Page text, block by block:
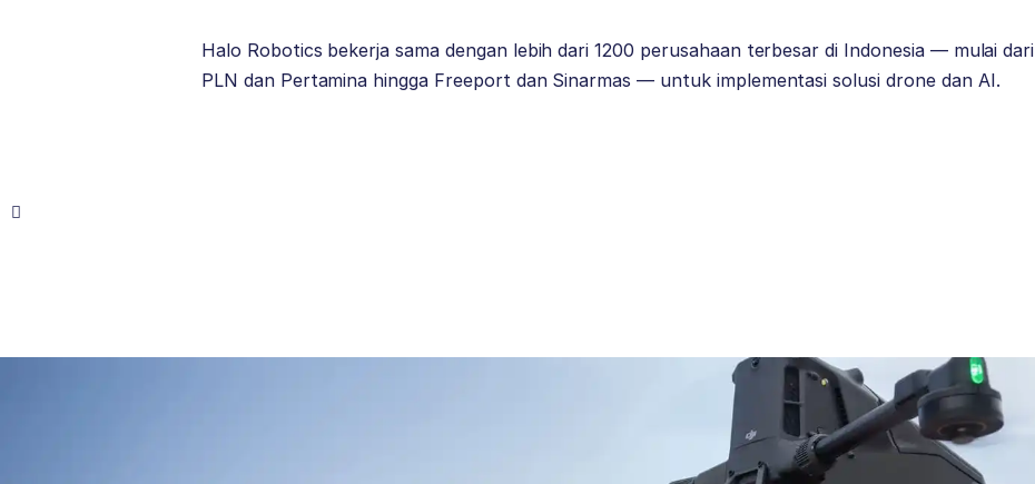
Halo Robotics bekerja sama dengan lebih dari 1200 perusahaan terbesar di Indonesia — mulai dari
PLN dan Pertamina hingga Freeport dan Sinarmas — untuk implementasi solusi drone dan AI.